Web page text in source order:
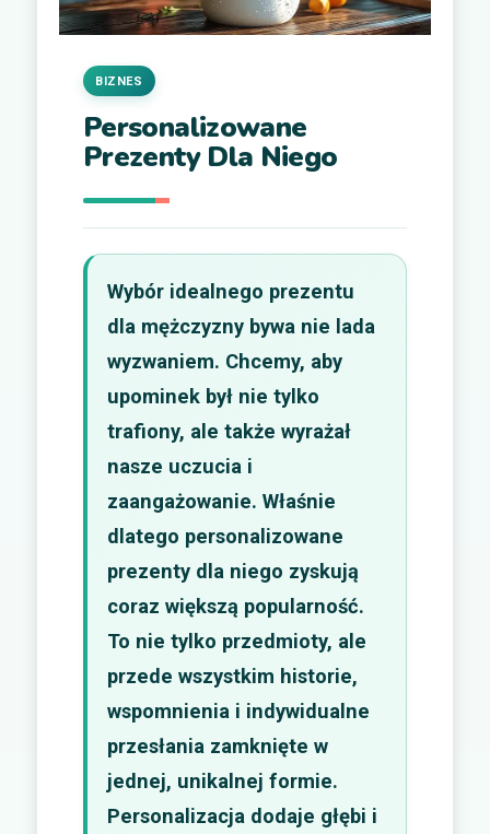
Personalizowane
Prezenty Dla Niego
BIZNES
Wybór idealnego prezentu
dla mężczyzny bywa nie lada
wyzwaniem. Chcemy, aby
upominek był nie tylko
trafiony, ale także wyrażał
nasze uczucia i
zaangażowanie. Właśnie
dlatego personalizowane
prezenty dla niego zyskują
coraz większą popularność.
To nie tylko przedmioty, ale
przede wszystkim historie,
wspomnienia i indywidualne
przesłania zamknięte w
jednej, unikalnej formie.
Personalizacja dodaje głębi i